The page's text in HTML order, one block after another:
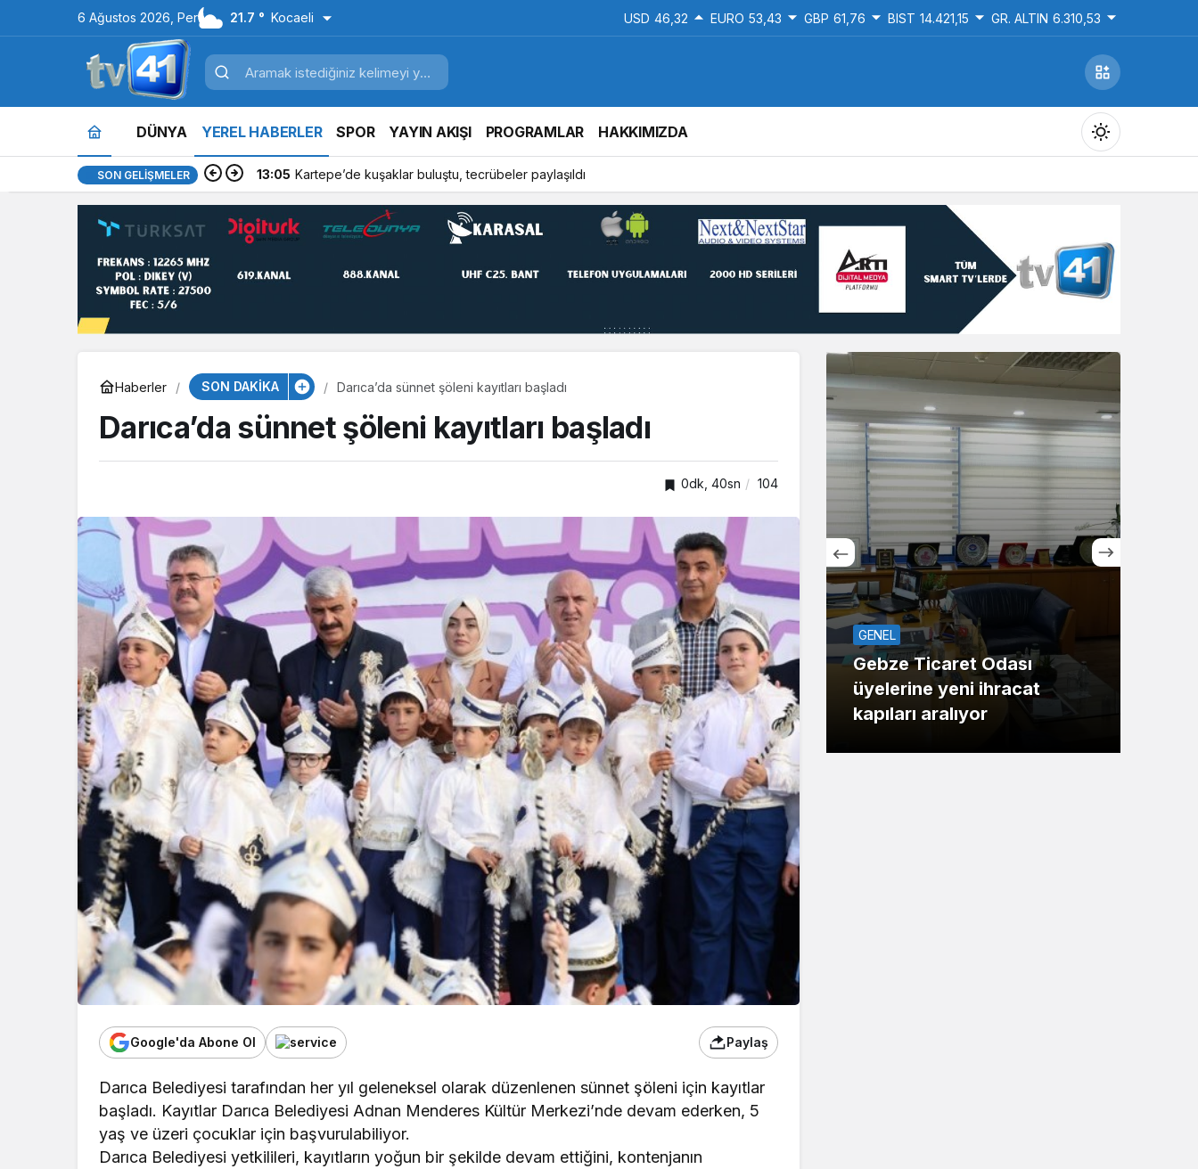
6 Ağustos 2026, Per 21.7 ° Kocaeli USD 46,32 EURO 53,43 GBP 61,76 BIST 14.421,15 GR. ALTIN 6.310,53
DÜNYA YEREL HABERLER SPOR YAYIN AKIŞI PROGRAMLAR HAKKIMIZDA
Gündüz Modu
Gündüz modunu seçin.
Gece modunu seçin.
Sistem Modu
Sistem modunu seçin.
SON GELIŞMELER 13:05 Kartepe’de kuşaklar buluştu, tecrübeler paylaşıldı
Haberler SON DAKİKA Darıca’da sünnet şöleni kayıtları başladı
Darıca’da sünnet şöleni kayıtları başladı
0dk, 40sn 104
Google'da Abone Ol Paylaş
Darıca Belediyesi tarafından her yıl geleneksel olarak düzenlenen sünnet şöleni için kayıtlar
başladı. Kayıtlar Darıca Belediyesi Adnan Menderes Kültür Merkezi’nde devam ederken, 5
yaş ve üzeri çocuklar için başvurulabiliyor.
Darıca Belediyesi yetkilileri, kayıtların yoğun bir şekilde devam ettiğini, kontenjanın
ASAYİŞ
Kocaeli Emniyeti’nden
aranan şahıslara yönelik
operasyon: İki hükümlü
yakalandı
TOP20HABER
Kartepe’de kuşaklar
buluştu, tecrübeler
paylaşıldı
GENEL
Gebze Ticaret Odası
üyelerine yeni ihracat
kapıları aralıyor